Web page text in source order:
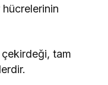
hücrelerinin
çekirdeği, tam